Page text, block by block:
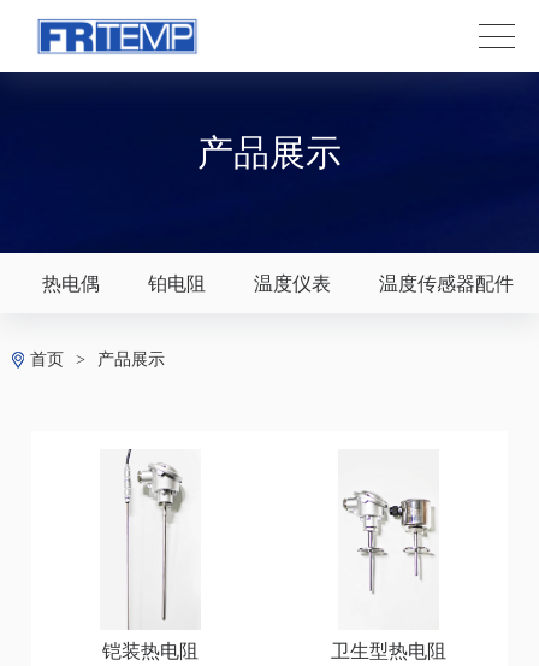
产品展示
热电偶 铂电阻 温度仪表 温度传感器配件
首页 > 产品展示
铠装热电阻 卫生型热电阻